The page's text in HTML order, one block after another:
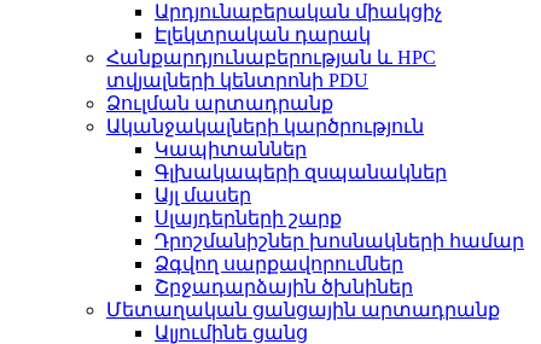
Արդյունաբերական միակցիչ
Էլեկտրական դարակ
Հանքարդյունաբերության և HPC
տվյալների կենտրոնի PDU
Ձուլման արտադրանք
Ականջակալների կարծրություն
Կապիտաններ
Գլխակապերի զսպանակներ
Այլ մասեր
Սլայդերների շարք
Դրոշմանիշներ խոսնակների համար
Ձգվող սարքավորումներ
Շրջադարձային ծխնիներ
Մետաղական ցանցային արտադրանք
Ալյումինե ցանց